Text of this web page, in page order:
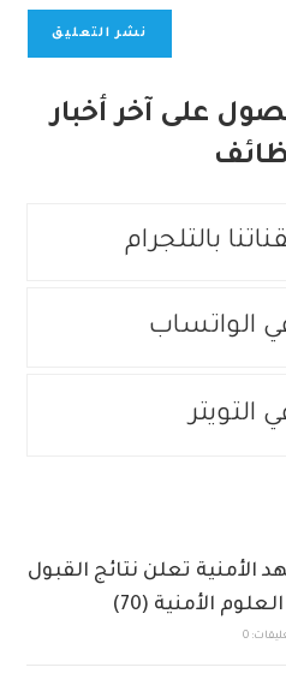
على آخر أخبار
بالتلجرام
الواتساب
التويتر
الأمنية تعلن نتائج القبول
الأمنية (70)
0